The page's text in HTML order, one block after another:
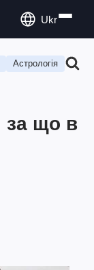
Ukr
Астрологія
за що в